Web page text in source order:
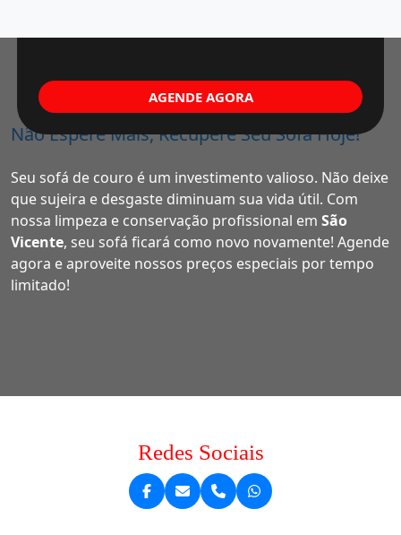
Não Espere Mais, Recupere Seu Sofá Hoje!
Seu sofá de couro é um investimento valioso. Não deixe
que sujeira e desgaste diminuam sua vida útil. Com
nossa limpeza e conservação profissional em São
Vicente, seu sofá ficará como novo novamente! Agende
agora e aproveite nossos preços especiais por tempo
limitado!
AGENDE AGORA
Redes Sociais